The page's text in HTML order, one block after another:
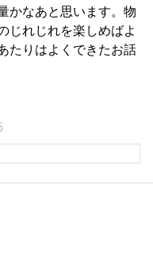
かなあと思います。物
じれじれを楽しめばよ
たりはよくできたお話